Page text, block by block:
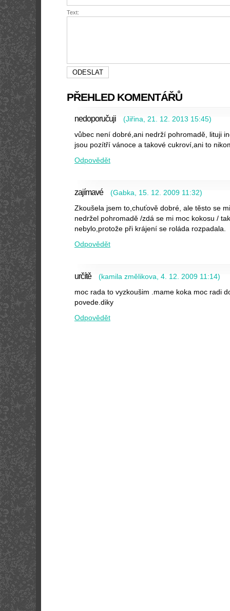
Text:
PŘEHLED KOMENTÁŘŮ
nedoporučuji (Jiřina 21. 12. 2013 15:45)
vůbec není dobré,ani nedrží pohromadě, lituji
jsou pozítří vánoce a takové cukroví,ani to
Odpovědět
zajímavé (Gabka 15. 12. 2009 11:32)
Zkoušela jsem to,chuťově dobré, ale těsto se
nedržel pohromadě /zdá se mi moc kokosu /
nebylo,protože při krájení se roláda rozpadala.
Odpovědět
určítě (kamila změlikova 4. 12. 2009 11:14)
moc rada to vyzkoušim .mame koka moc radi
povede.diky
Odpovědět